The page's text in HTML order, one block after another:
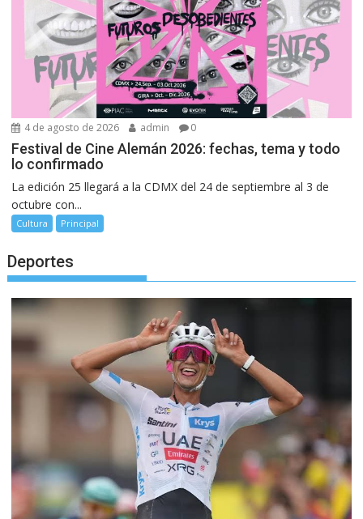
4 de agosto de 2026 admin 0
Festival de Cine Alemán 2026: fechas, tema y todo
lo confirmado
La edición 25 llegará a la CDMX del 24 de septiembre al 3 de
octubre con...
Cultura Principal
Deportes